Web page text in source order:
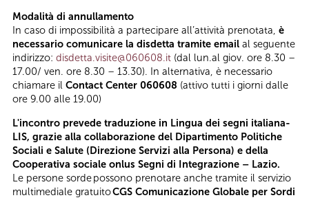
Modalità di annullamento
In caso di impossibilità a partecipare all’attività prenotata, è
necessario comunicare la disdetta tramite email al seguente
indirizzo: disdetta.visite@060608.it (dal lun.al giov. ore 8.30 –
17.00/ ven. ore 8.30 – 13.30). In alternativa, è necessario
chiamare il Contact Center 060608 (attivo tutti i giorni dalle
ore 9.00 alle 19.00)
L'incontro prevede traduzione in Lingua dei segni italiana-
LIS, grazie alla collaborazione del Dipartimento Politiche
Sociali e Salute (Direzione Servizi alla Persona) e della
Cooperativa sociale onlus Segni di Integrazione – Lazio.
Le persone sorde possono prenotare anche tramite il servizio
multimediale gratuitoCGS Comunicazione Globale per Sordi